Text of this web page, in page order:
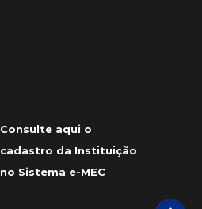
Consulte aqui o
cadastro da Instituição
no Sistema e-MEC